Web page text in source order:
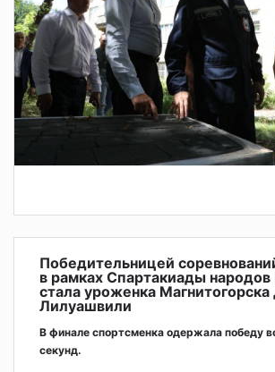
Победительницей
в рамках Спартакиады народов
стала уроженка Магнитогорска
Лилуашвили
В финале спортсменка одержала победу
секунд.